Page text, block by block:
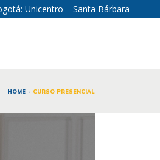
Unicentro – Santa Bárbara
HOME CURSO PRESENCIAL